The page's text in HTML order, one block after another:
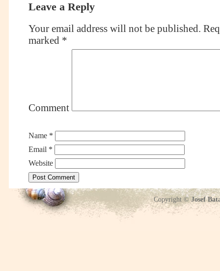
Leave a Reply
Your email address will not be published.
marked *
Comment
Name *
Email *
Website
Copyright ©Josef